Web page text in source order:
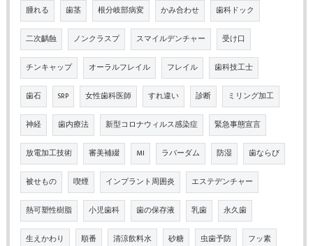
腫れる 歯茎 根分岐部病変 かみ合わせ 歯科ドック
二次齲蝕 ノンクラスプ スマイルデンチャー 受け口
チンキャップ オーラルフレイル フレイル 歯科技工士
歯石 SRP 女性歯科医師 すれ違い 診断 ミリング加工
神経 歯内療法 新型コロナウィルス感染症 緊急事態宣言
放電加工技術 審美補綴 MI ラバーダム 防湿 歯ならび
被せもの 喫煙 インプラント周囲炎 エステデンチャー
熱可塑性樹脂 小児歯科 歯の保存液 乳歯 永久歯
生えかわり 順番 清涼飲料水 砂糖 虫歯予防 フッ素